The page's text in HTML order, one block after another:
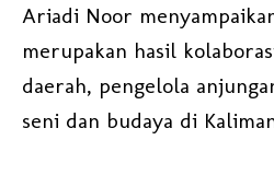
Ariadi Noor
merupakan hasil
daerah, pengelola
seni dan budaya di